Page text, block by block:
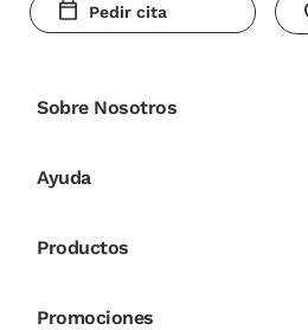
Pedir cita
Sobre Nosotros
Ayuda
Productos
Promociones